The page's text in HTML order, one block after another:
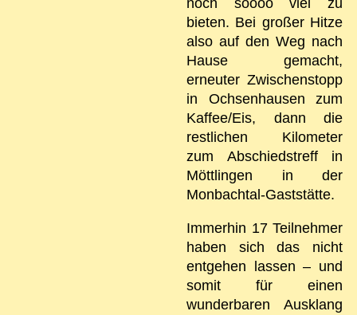
noch soooo viel zu
bieten. Bei großer Hitze
also auf den Weg nach
Hause gemacht,
erneuter Zwischenstopp
in Ochsenhausen zum
Kaffee/Eis, dann die
restlichen Kilometer
zum Abschiedstreff in
Möttlingen in der
Monbachtal-Gaststätte.
Immerhin 17 Teilnehmer
haben sich das nicht
entgehen lassen – und
somit für einen
wunderbaren Ausklang